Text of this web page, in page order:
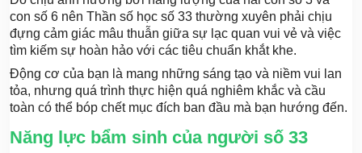
con số 6 nên Thần số học số 33 thường xuyên phải chịu
đựng cảm giác mâu thuẫn giữa sự lạc quan vui vẻ và việc
tìm kiếm sự hoàn hảo với các tiêu chuẩn khắt khe.
Động cơ của bạn là mang những sáng tạo và niềm vui lan
tỏa, nhưng quá trình thực hiện quá nghiêm khắc và cầu
toàn có thể bóp chết mục đích ban đầu mà bạn hướng đến.
Năng lực bẩm sinh của người số 33